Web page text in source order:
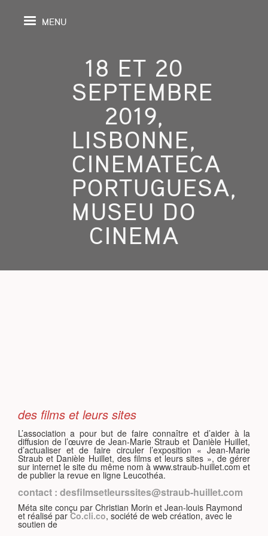
MENU
18 ET 20
SEPTEMBRE
2019,
LISBONNE,
CINEMATECA
PORTUGUESA,
MUSEU DO
CINEMA
des films et leurs sites
L’association a pour but de faire connaître et d’aider à la
diffusion de l’œuvre de Jean-Marie Straub et Danièle Huillet,
d’actualiser et de faire circuler l’exposition « Jean-Marie
Straub et Danièle Huillet, des films et leurs sites », de gérer
sur internet le site du même nom à www.straub-huillet.com et
de publier la revue en ligne Leucothéa.
contact : desfilmsetleurssites@straub-huillet.com
Méta site conçu par Christian Morin et Jean-louis Raymond
et réalisé par Co.cli.co, société de web création, avec le
soutien de